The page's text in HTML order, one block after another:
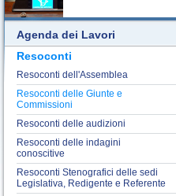
Agenda dei Lavori
Resoconti
Resoconti dell'Assemblea
Resoconti delle Giunte e
Commissioni
Resoconti delle audizioni
Resoconti delle indagini
conoscitive
Resoconti Stenografici delle sedi
Legislativa, Redigente e Referente